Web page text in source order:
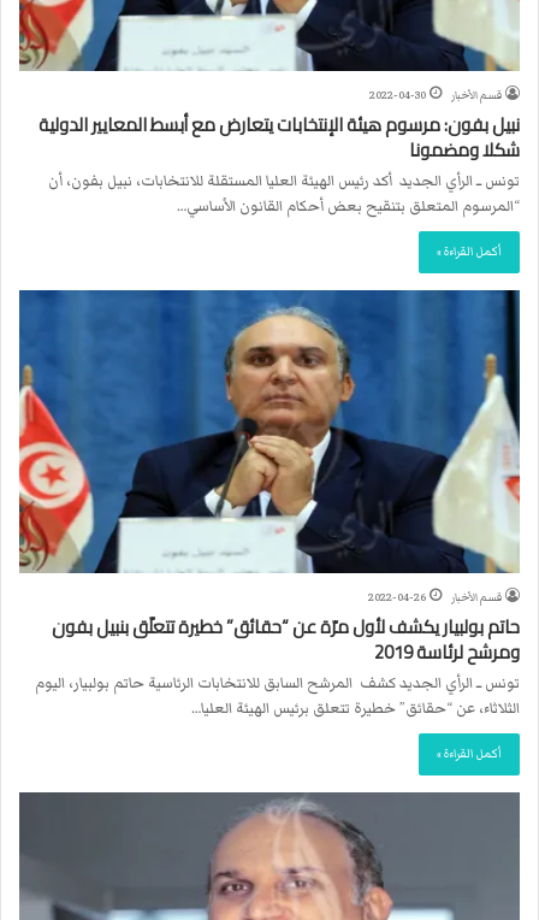
قسم الأخبار 2022-04-30
نبيل بفون: مرسوم هيئة الإنتخابات يتعارض مع أبسط المعايير الدولية
شكلا ومضمونا
تونس ــ الرأي الجديد أكد رئيس الهيئة العليا المستقلة للانتخابات، نبيل بفون، أن
“المرسوم المتعلق بتنقيح بعض أحكام القانون الأساسي…
أكمل القراءة »
قسم الأخبار 2022-04-26
حاتم بولبيار يكشف لأول مرّة عن “حقائق” خطيرة تتعلّق بنبيل بفون
ومرشح لرئاسة 2019
تونس ــ الرأي الجديد كشف المرشح السابق للانتخابات الرئاسية حاتم بولبيار، اليوم
الثلاثاء، عن “حقائق” خطيرة تتعلق برئيس الهيئة العليا…
أكمل القراءة »